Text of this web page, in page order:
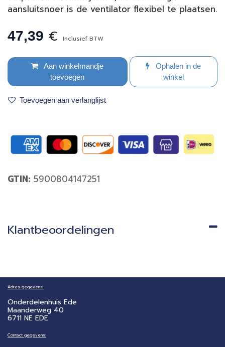
aansluitsnoer is de ventilator flexibel te plaatsen.
47,39 € Inclusief BTW
Aan winkelmandje
toevoegen
Ophalen in de
winkel
Toevoegen aan verlanglijst
GTIN: 5900804147251
Klantbeoordelingen
Adres gegevens:
Onderdelenhuis Ede
Maanderweg 40
6711 NE EDE
Contact gegevens: